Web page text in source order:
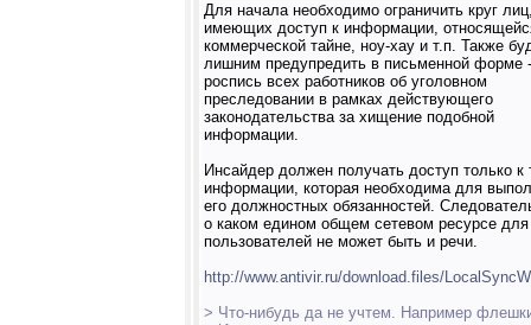
Для начала необходимо ограничить круг
имеющих доступ к информации,
коммерческой тайне, ноу-хау и т.п. Также
лишним предупредить в письменной форме
роспись всех работников об уголовном
преследовании в рамках действующего
законодательства за хищение подобной
информации.
Инсайдер должен получать доступ только к
информации, которая необходима для
его должностных обязанностей.
о каком едином общем сетевом ресурсе для
пользователей не может быть и речи.
http://www.antivir.ru/download.files/
> Что-нибудь да не учтем. Например